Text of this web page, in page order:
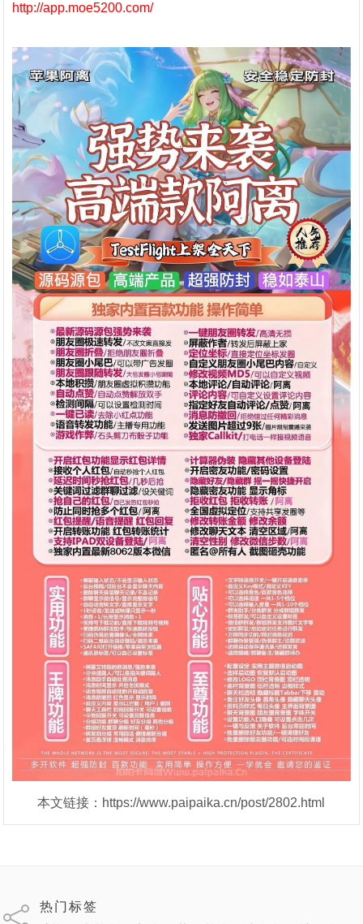
http://app.moe5200.com/
本文链接：https://www.paipaika.cn/post/2802.html
热门标签